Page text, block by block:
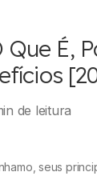
É,
de leitura
seus